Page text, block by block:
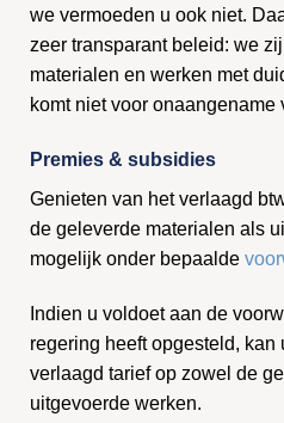
we vermoeden u ook niet.
zeer transparant beleid: we
materialen en werken met
komt niet voor onaangename
Premies & subsidies
Genieten van het verlaagd
de geleverde materialen als
mogelijk onder bepaalde
Indien u voldoet aan de
regering heeft opgesteld, kan
verlaagd tarief op zowel de
uitgevoerde werken.